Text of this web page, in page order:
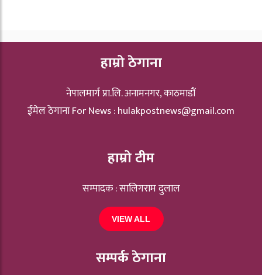
हाम्रो ठेगाना
नेपालमार्ग प्रा.लि. अनामनगर, काठमाडौं
ईमेल ठेगाना For News :hulakpostnews@gmail.com
हाम्रो टीम
सम्पादक : सालिगराम दुलाल
VIEW ALL
सम्पर्क ठेगाना